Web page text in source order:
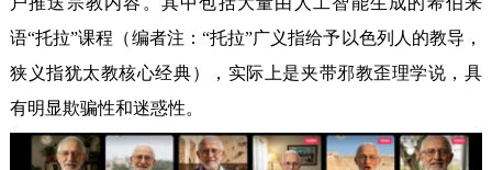
语“托拉”课程（编者注：“托拉”广义指给予以色列人的教导，
狭义指犹太教核心经典），实际上是夹带邪教歪理学说，具
有明显欺骗性和迷惑性。